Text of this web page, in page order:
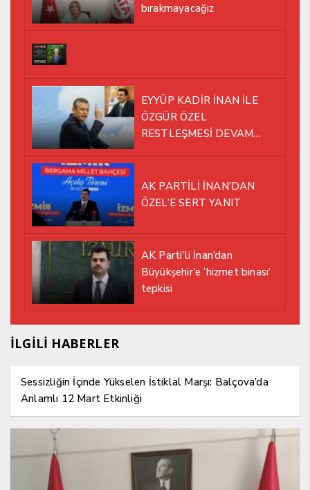
bırakmayacağız
EYYÜP KADİR İNAN İLE
ÖZGÜR ÖZEL
RESTLEŞMESİ DEVAM
AK PARTİLİ İNAN’DAN
ÖZEL’E SERT YANIT
AK Parti’li İnan’dan
Büyükşehir’e ‘hizmet binası’
tepkisi
İLGİLİ HABERLER
Sessizliğin İçinde Yükselen İstiklal Marşı: Balçova’da
Anlamlı 12 Mart Etkinliği